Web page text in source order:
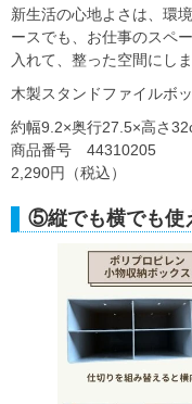
新生活の心地よさは、環
ースでも、お仕事のスペ
入れて、整った空間にしま
木製スタンドファイルボ
約幅9.2×奥行27.5×高さ
商品番号 44310205
2,290円（税込）
⑤縦でも横でも使